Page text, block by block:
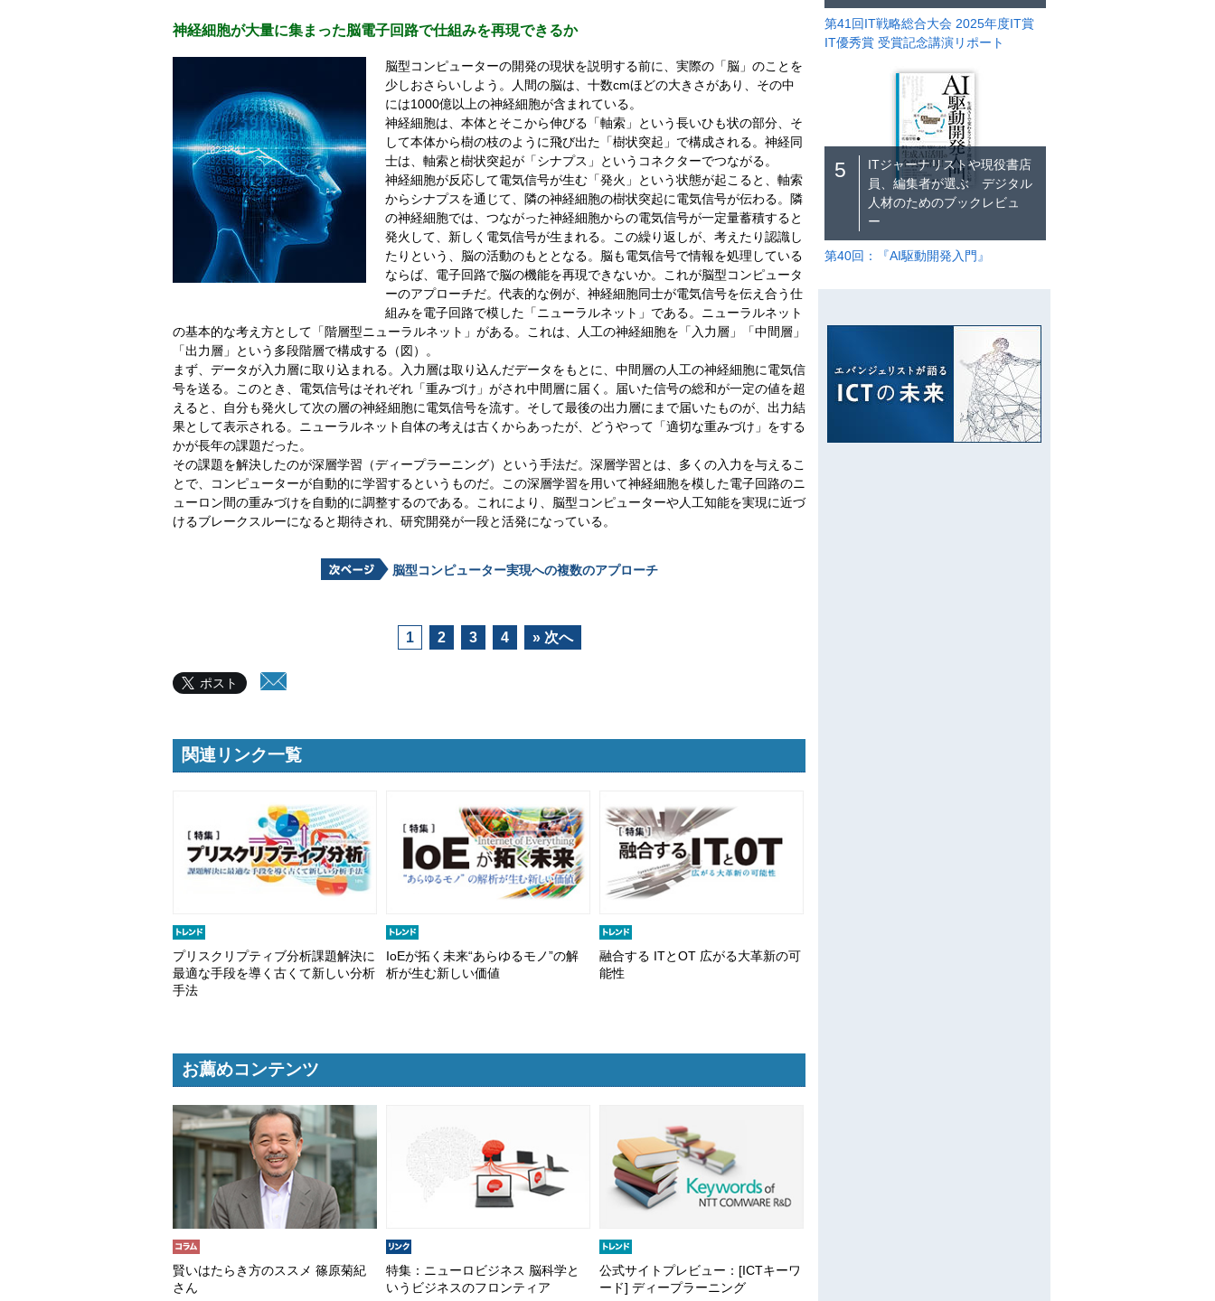
神経細胞が大量に集まった脳電子回路で仕組みを再現できるか
脳型コンピューターの開発の現状を説明する前に、実際の「脳」のことを
少しおさらいしよう。人間の脳は、十数cmほどの大きさがあり、その中
には1000億以上の神経細胞が含まれている。
神経細胞は、本体とそこから伸びる「軸索」という長いひも状の部分、そ
して本体から樹の枝のように飛び出た「樹状突起」で構成される。神経同
士は、軸索と樹状突起が「シナプス」というコネクターでつながる。
神経細胞が反応して電気信号が生む「発火」という状態が起こると、軸索
からシナプスを通じて、隣の神経細胞の樹状突起に電気信号が伝わる。隣
の神経細胞では、つながった神経細胞からの電気信号が一定量蓄積すると
発火して、新しく電気信号が生まれる。この繰り返しが、考えたり認識し
たりという、脳の活動のもととなる。脳も電気信号で情報を処理している
ならば、電子回路で脳の機能を再現できないか。これが脳型コンピュータ
ーのアプローチだ。代表的な例が、神経細胞同士が電気信号を伝え合う仕
組みを電子回路で模した「ニューラルネット」である。ニューラルネット
の基本的な考え方として「階層型ニューラルネット」がある。これは、人工の神経細胞を「入力層」「中間層」
「出力層」という多段階層で構成する（図）。
まず、データが入力層に取り込まれる。入力層は取り込んだデータをもとに、中間層の人工の神経細胞に電気信
号を送る。このとき、電気信号はそれぞれ「重みづけ」がされ中間層に届く。届いた信号の総和が一定の値を超
えると、自分も発火して次の層の神経細胞に電気信号を流す。そして最後の出力層にまで届いたものが、出力結
果として表示される。ニューラルネット自体の考えは古くからあったが、どうやって「適切な重みづけ」をする
かが長年の課題だった。
その課題を解決したのが深層学習（ディープラーニング）という手法だ。深層学習とは、多くの入力を与えるこ
とで、コンピューターが自動的に学習するというものだ。この深層学習を用いて神経細胞を模した電子回路のニ
ューロン間の重みづけを自動的に調整するのである。これにより、脳型コンピューターや人工知能を実現に近づ
けるブレークスルーになると期待され、研究開発が一段と活発になっている。
脳型コンピューター実現への複数のアプローチ
1 2 3 4 » 次へ
ポスト
関連リンク一覧
プリスクリプティブ分析課題解決に
最適な手段を導く古くて新しい分析
手法
IoEが拓く未来“あらゆるモノ”の解
析が生む新しい価値
融合する ITとOT 広がる大革新の可
能性
お薦めコンテンツ
賢いはたらき方のススメ 篠原菊紀
さん
特集：ニューロビジネス 脳科学と
いうビジネスのフロンティア
公式サイトプレビュー：[ICTキーワ
ード] ディープラーニング
第41回IT戦略総合大会 2025年度IT賞
IT優秀賞 受賞記念講演リポート
5
ITジャーナリストや現役書店
員、編集者が選ぶ デジタル
人材のためのブックレビュ
ー
第40回：『AI駆動開発入門』